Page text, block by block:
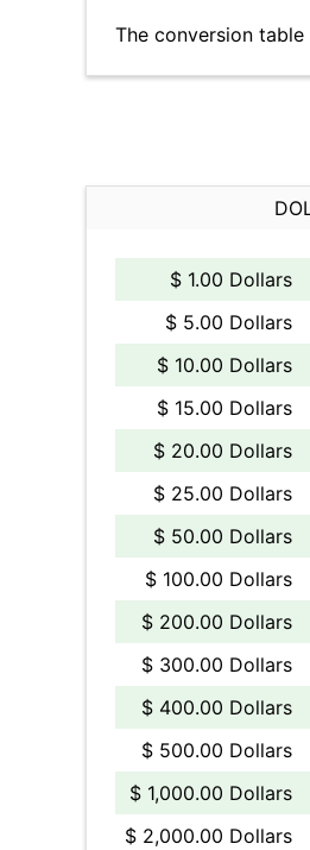
The conversion
$ 1.00 Dollars
$ 5.00 Dollars
$ 10.00 Dollars
$ 15.00 Dollars
$ 20.00 Dollars
$ 25.00 Dollars
$ 50.00 Dollars
$ 100.00 Dollars
$ 200.00 Dollars
$ 300.00 Dollars
$ 400.00 Dollars
$ 500.00 Dollars
$ 1,000.00 Dollars
$ 2,000.00 Dollars